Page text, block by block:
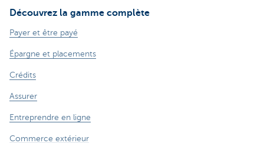
Découvrez la gamme complète
Payer et être payé
Épargne et placements
Crédits
Assurer
Entreprendre en ligne
Commerce extérieur